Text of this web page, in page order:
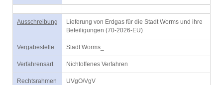
Ausschreibung
Lieferung von Erdgas für die Stadt Worms und ihre
Beteiligungen (70-2026-EU)
Vergabestelle Stadt Worms_
Verfahrensart Nichtoffenes Verfahren
Rechtsrahmen UVgO/VgV